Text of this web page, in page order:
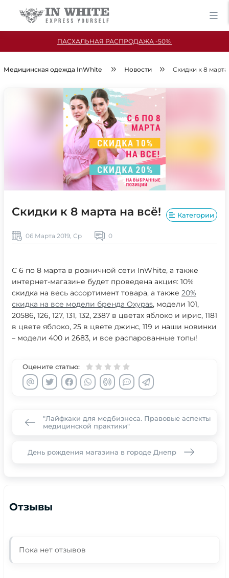
ПАСХАЛЬНАЯ РАСПРОДАЖА -50%
Медицинская одежда InWhite Новости Скидки к 8 марта
Скидки к 8 марта на всё! Категории
06 Марта 2019, Ср 0
С 6 по 8 марта в розничной сети InWhite, а также
интернет-магазине будет проведена акция: 10%
скидка на весь ассортимент товара, а также 20%
скидка на все модели бренда Oxypas, модели 101,
20586, 126, 127, 131, 132, 2387 в цветах яблоко и ирис, 1181
в цвете яблоко, 25 в цвете джинс, 119 и наши новинки
– модели 400 и 2683, и все распарованные топы!
Оцените статью:
"Лайфхаки для медбизнеса. Правовые аспекты
медицинской практики"
День рождения магазина в городе Днепр
Отзывы
Пока нет отзывов